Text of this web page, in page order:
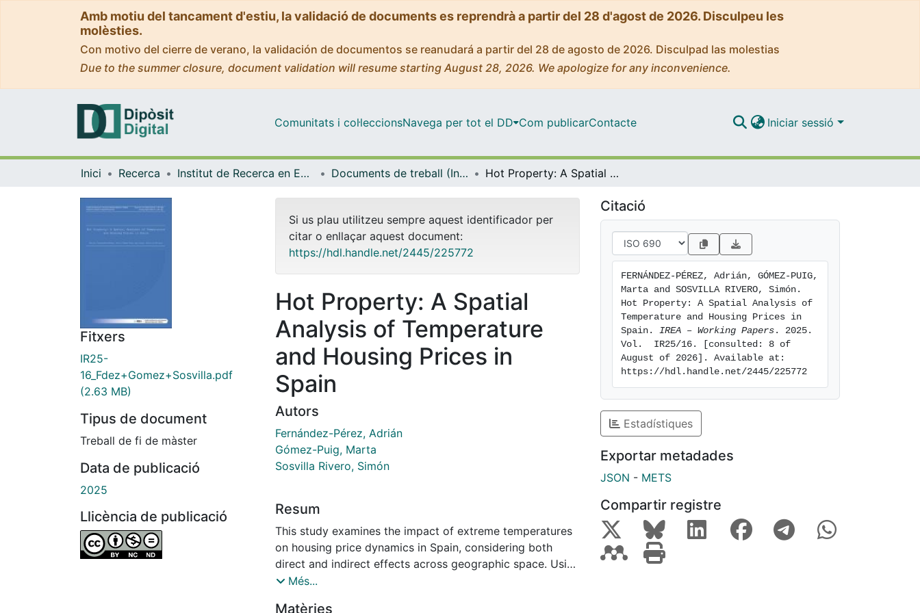
Amb motiu del tancament d'estiu, la validació de documents es reprendrà a partir del 28 d'agost de 2026. Disculpeu les
molèsties.
Con motivo del cierre de verano, la validación de documentos se reanudará a partir del 28 de agosto de 2026. Disculpad las molestias
Due to the summer closure, document validation will resume starting August 28, 2026. We apologize for any inconvenience.
Comunitats i col·leccionsNavega per tot el DD Com publicarContacte Iniciar sessió
Inici Recerca Institut de Recerca en Economia Aplicada Regional i Pública (IREA) Documents de treball (Institut de Recerca en Economia Aplicada Regional i Pública (IREA)) Hot Property: A Spatial Analysis of Temperature and Housing Prices in Spain
Fitxers
IR25-
16_Fdez+Gomez+Sosvilla.pdf
(2.63 MB)
Tipus de document
Treball de fi de màster
Data de publicació
2025
Llicència de publicació
Si us plau utilitzeu sempre aquest identificador per
citar o enllaçar aquest document:
https://hdl.handle.net/2445/225772
Hot Property: A Spatial
Analysis of Temperature
and Housing Prices in
Spain
Autors
Fernández-Pérez, Adrián
Gómez-Puig, Marta
Sosvilla Rivero, Simón
Resum
This study examines the impact of extreme temperatures
on housing price dynamics in Spain, considering both
direct and indirect effects across geographic space. Using
panel data at the provincial level and a spatial
Més...
Matèries
Citació
FERNÁNDEZ-PÉREZ, Adrián, GÓMEZ-PUIG,
Marta and SOSVILLA RIVERO, Simón.
Hot Property: A Spatial Analysis of
Temperature and Housing Prices in
Spain. IREA – Working Papers . 2025.
Vol.  IR25/16. [consulted: 8 of
August of 2026]. Available at:
https://hdl.handle.net/2445/225772
Estadístiques
Exportar metadades
JSON - METS
Compartir registre